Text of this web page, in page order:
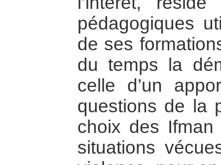
pédagogiques
de ses
du temps la
celle d’un
questions de la
choix des
situations